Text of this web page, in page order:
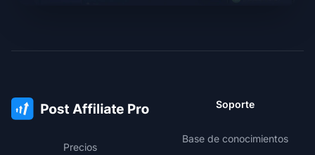
Precios
Soporte
Base de conocimientos